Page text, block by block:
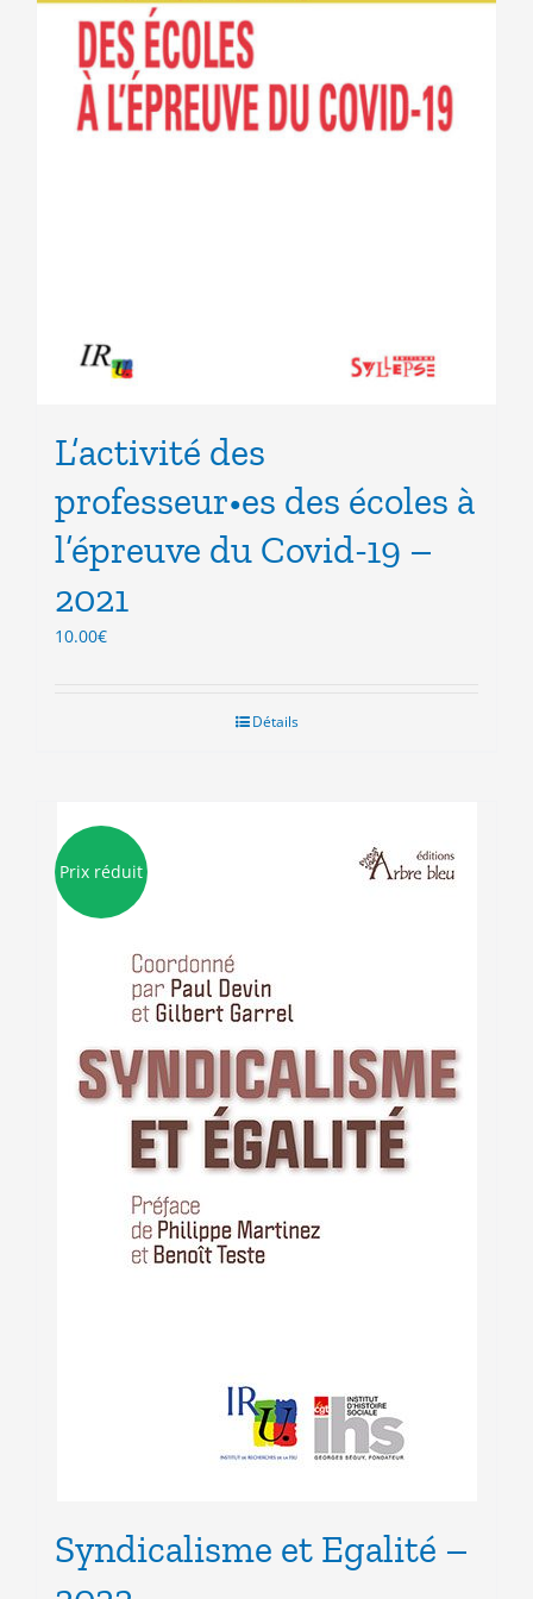
L’activité des
professeur•es des écoles à
l’épreuve du Covid-19 –
2021
10.00€
Détails
Prix réduit
Syndicalisme et Egalité –